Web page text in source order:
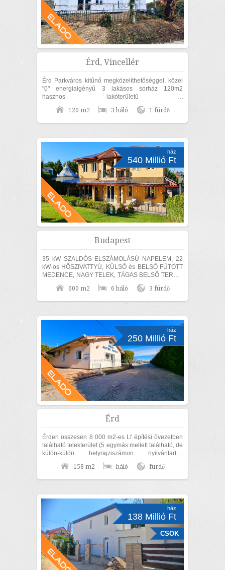
Érd, Vincellér
Érd Parkváros kitűnő megközelíthetőséggel, közel
"0" energiaigényű 3 lakásos sorház 120m2
hasznos lakóterületű 3
szoba+nappalis+GARÁZSOS, belső kétszintes,
KÜLÖN UTCAFRONTI...
120 m2 3 háló 1 fürdő
ház
540 Millió Ft
Budapest
35 kW SZALDÓS ELSZÁMOLÁSÚ NAPELEM, 22
kW-os HŐSZIVATTYÚ, KÜLSŐ és BELSŐ FŰTÖTT
MEDENCE, NAGY TELEK, TÁGAS BELSŐ TEREK,
SZÁMOS EXTRÁVAL és akár TELJES
BÚTORZATTAL és beépített...
600 m2 6 háló 3 fürdő
ház
250 Millió Ft
Érd
Érden összesen 8 000 m2-es Lf építési övezetben
található telekterület (5 egymás mellett található, de
külön-külön helyrajziszámon nyilvántartott
területből áll), 158 m2-es...
158 m2 háló fürdő
ház
138 Millió Ft
CSOK